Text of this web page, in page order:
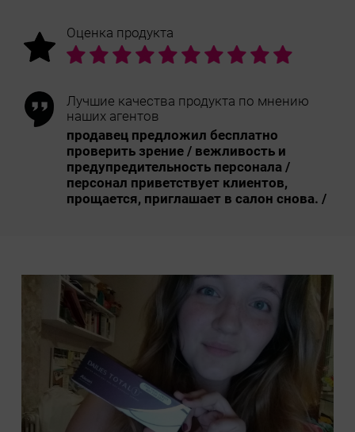
Оценка продукта
Лучшие качества продукта по мнению
наших агентов
продавец предложил бесплатно
проверить зрение / вежливость и
предупредительность персонала /
персонал приветствует клиентов,
прощается, приглашает в салон снова. /